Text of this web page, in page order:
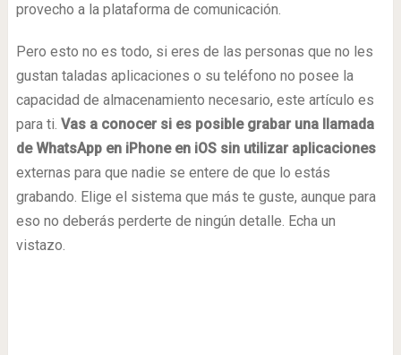
provecho a la plataforma de comunicación.
Pero esto no es todo, si eres de las personas que no les
gustan taladas aplicaciones o su teléfono no posee la
capacidad de almacenamiento necesario, este artículo es
para ti. Vas a conocer si es posible grabar una llamada
de WhatsApp en iPhone en iOS sin utilizar aplicaciones
externas para que nadie se entere de que lo estás
grabando. Elige el sistema que más te guste, aunque para
eso no deberás perderte de ningún detalle. Echa un
vistazo.